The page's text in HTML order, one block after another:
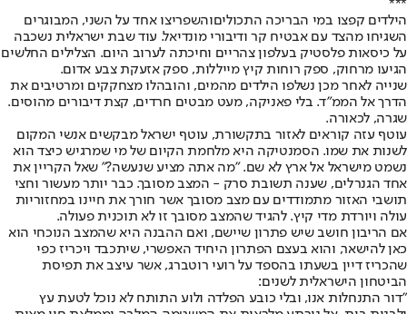
***
הילדים קפצו במי הבריכה התכוליםוהשפריצו אחד על השני, המבוגרים
השגיחו מהצד עם אבטיח קר ודיבורי מונדיאל. עוד שבת ישראלית נשכבה
על כיסאות פלסטיק בעלפון צהריים וחיכתה לערוב היום. הצלילים החלשים
הגיעו מרחוק, ספק רוחות קיץ מייללות, ספק אזעקת צבע אדום.
שנייה לאחר מכן נשלפו הילדים מהמים, והובהלו מצחקקים ומרטיבים את
הדרך אל הממ"ד. בלי פאניקה, מעט מבטים חרדים, קצת דיבורים מהוסים.
שגרה, לכאורה.
עוטף עזה קוראים לאזור בתקשורת, עוטף ישראל מבקשים אנשי המקום
לשנות את שמו. הסמנטיקה היא מלחמת הקיום של מי שמרגיש כיצד הוא
נשמט מישראל אל ארץ לא שם. "מה אתה מציע שנעשה?" שאל הקריין את
אחד הגנרלים, שענה תשובת סרק - המצב מסובך. כבר יותר מעשור וחצי
תושבי האזור מתמודדים עם מצב מסובך אשר חורך את חיינו במחזוריות
עולה ויורדת מדי קיץ. להגיד שהמצב מסובך זו לא תוכנית פעולה.
אם הריבון חושב שיש פתרון שיישם, ואם ההבנה היא שהמצב הנוכחי הוא
כאן להישאר, והוא בעצם הפתרון היחיד האפשרי, שיתכבד ויכריז כפי
שהכריז דיין בשעתו בהספד על רועי רוטברג, אשר עיצב את תפיסת
הביטחון הישראלית לשנים:
"דור התנחלות אנו, ובלי כובע הפלדה ולוע התותח לא נוכל לטעת עץ